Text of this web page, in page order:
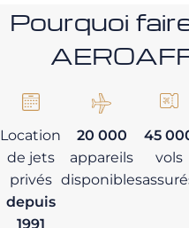
Pourquoi
Location
de jets
privés
depuis
1991
20 000
appareils
disponibles
45
vols